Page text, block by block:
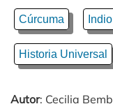
Cúrcuma Indio
Historia Universal
Autor: Cecilia